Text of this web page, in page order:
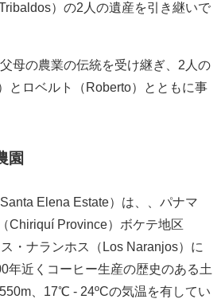
）の2人の遺産を引き継いで
母の農業の伝統を受け継ぎ、2人の
とロベルト（Roberto）とともに事
園
Elena Estate）は、、パナマ
Chiriquí Province）ボケテ地区
・ナランホス（Los Naranjos）に
年近くコーヒー生産の歴史のある土
、17℃ - 24ºCの気温を有してい